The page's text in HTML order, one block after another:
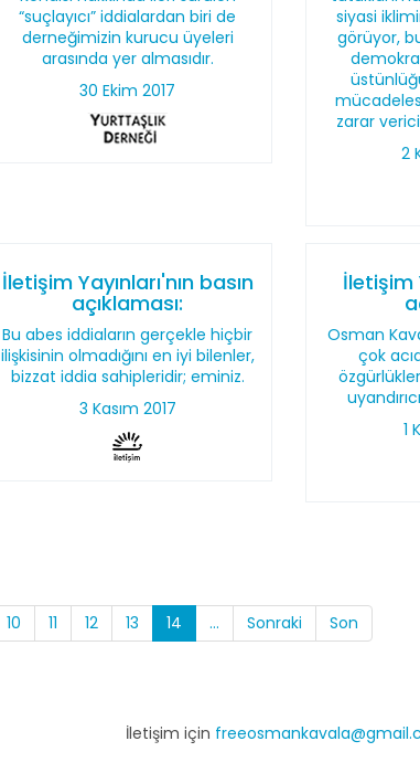
“suçlayıcı” iddialardan biri de
derneğimizin kurucu üyeleri
arasında yer almasıdır.
30 Ekim 2017
siyasi
görüyor,
zarar
2
İletişim Yayınları'nın basın
açıklaması:
Bu abes iddiaların gerçekle hiçbir
ilişkisinin olmadığını en iyi bilenler,
bizzat iddia sahipleridir; eminiz.
3 Kasım 2017
İletişim
Osman
çok
1
10 11 12 13 14 ... Sonraki Son
İletişim için